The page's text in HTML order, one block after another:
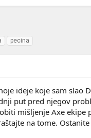
pecina
ideje koje sam slao
put pred njegov
mišljenje Axe ekipe
na tome.